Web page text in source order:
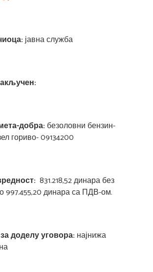
јавна служба
добра: безоловни бензин-
гориво- 09134200
831.218,52 динара без
997.455,20 динара са ПДВ-ом.
доделу уговора: најнижа